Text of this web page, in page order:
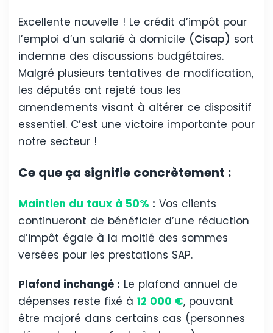
Excellente nouvelle ! Le crédit d’impôt pour
l’emploi d’un salarié à domicile (Cisap) sort
indemne des discussions budgétaires.
Malgré plusieurs tentatives de modification,
les députés ont rejeté tous les
amendements visant à altérer ce dispositif
essentiel. C’est une victoire importante pour
notre secteur !
Ce que ça signifie concrètement :
Maintien du taux à 50% : Vos clients
continueront de bénéficier d’une réduction
d’impôt égale à la moitié des sommes
versées pour les prestations SAP.
Plafond inchangé : Le plafond annuel de
dépenses reste fixé à 12 000 €, pouvant
être majoré dans certains cas (personnes